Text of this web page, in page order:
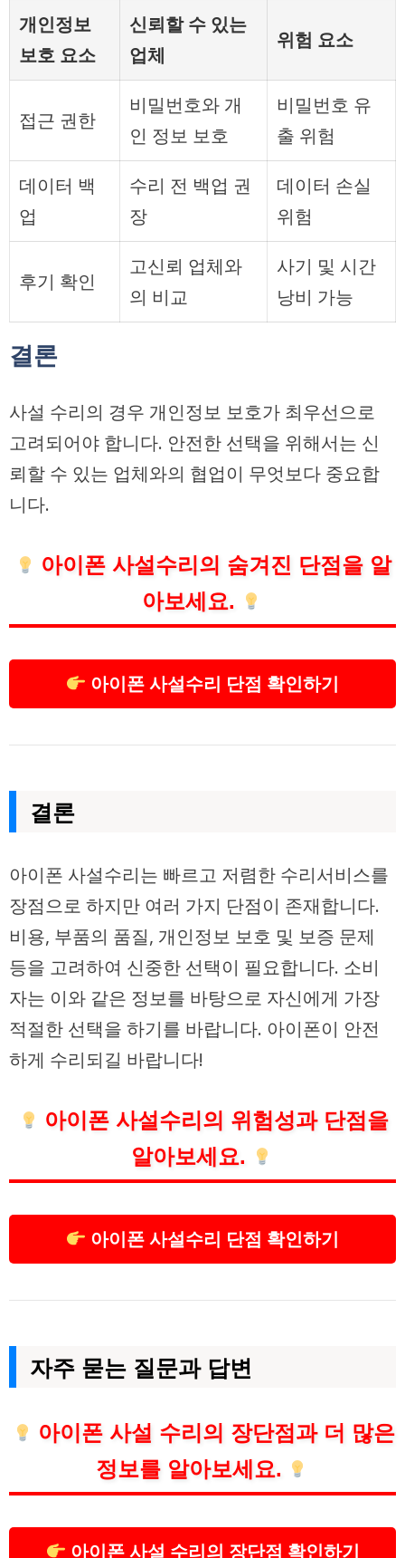
개인정보
보호 요소
신뢰할 수 있는
업체
위험 요소
접근 권한
비밀번호와 개
인 정보 보호
비밀번호 유
출 위험
데이터 백
업
수리 전 백업 권
장
데이터 손실
위험
후기 확인
고신뢰 업체와
의 비교
사기 및 시간
낭비 가능
결론
사설 수리의 경우 개인정보 보호가 최우선으로
고려되어야 합니다. 안전한 선택을 위해서는 신
뢰할 수 있는 업체와의 협업이 무엇보다 중요합
니다.
아이폰 사설수리의 숨겨진 단점을 알
아보세요.
아이폰 사설수리 단점 확인하기
결론
아이폰 사설수리는 빠르고 저렴한 수리서비스를
장점으로 하지만 여러 가지 단점이 존재합니다.
비용, 부품의 품질, 개인정보 보호 및 보증 문제
등을 고려하여 신중한 선택이 필요합니다. 소비
자는 이와 같은 정보를 바탕으로 자신에게 가장
적절한 선택을 하기를 바랍니다. 아이폰이 안전
하게 수리되길 바랍니다!
아이폰 사설수리의 위험성과 단점을
알아보세요.
아이폰 사설수리 단점 확인하기
자주 묻는 질문과 답변
아이폰 사설 수리의 장단점과 더 많은
정보를 알아보세요.
아이폰 사설 수리의 장단점 확인하기